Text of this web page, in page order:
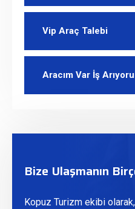
Vip Araç Talebi
Aracım Var İş
Bize Ulaşmanın
Kopuz Turizm ekibi